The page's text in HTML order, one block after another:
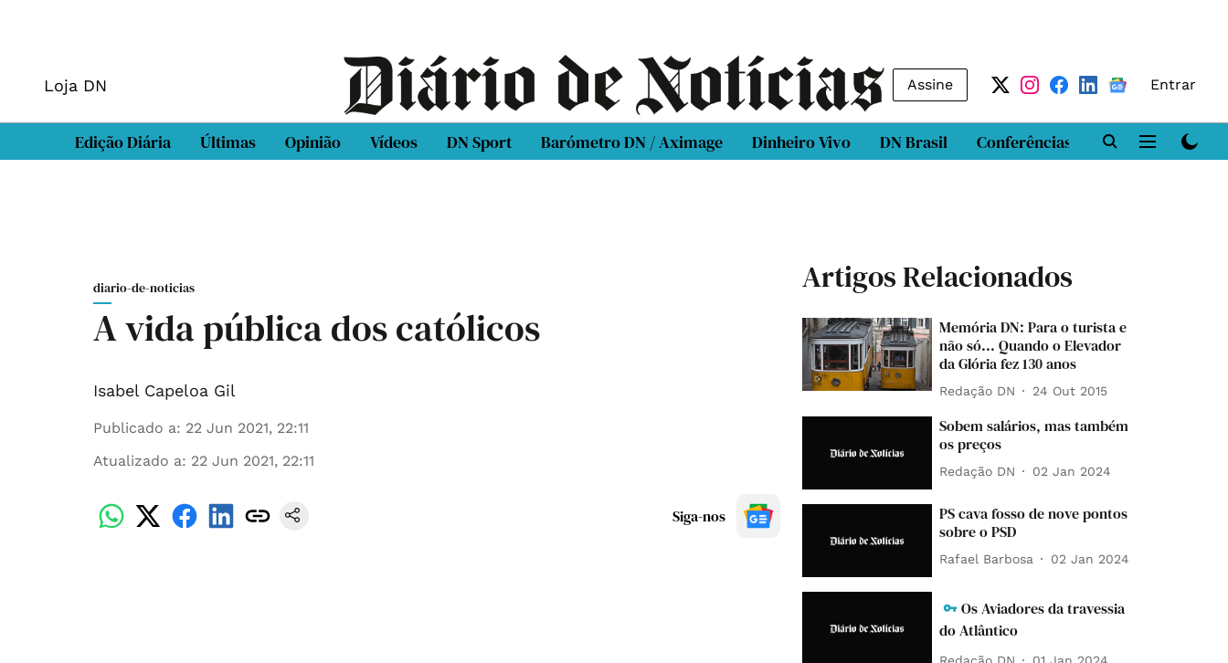
Loja DN Assine Entrar
Edição Diária Últimas Opinião Vídeos DN Sport Barómetro DN / Aximage Dinheiro Vivo DN Brasil Conferências DN LAB
diario-de-noticias
A vida pública dos católicos
Isabel Capeloa Gil
Publicado a: 22 Jun 2021, 22:11
Atualizado a: 22 Jun 2021, 22:11
Siga-nos
Artigos Relacionados
Memória DN: Para o turista e
não só... Quando o Elevador
da Glória fez 130 anos
Redação DN 24 Out 2015
Sobem salários, mas também
os preços
Redação DN 02 Jan 2024
PS cava fosso de nove pontos
sobre o PSD
Rafael Barbosa 02 Jan 2024
Os Aviadores da travessia
do Atlântico
Redação DN 01 Jan 2024